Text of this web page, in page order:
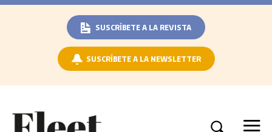
SUSCRÍBETE A LA REVISTA
SUSCRÍBETE A LA NEWSLETTER